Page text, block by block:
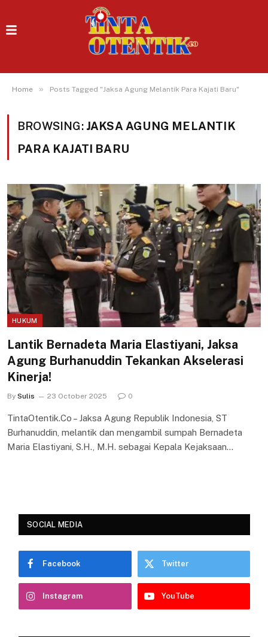
Home » Posts Tagged "Jaksa Agung Melantik Para Kajati Baru"
BROWSING: JAKSA AGUNG MELANTIK
PARA KAJATI BARU
HUKUM
Lantik Bernadeta Maria Elastiyani, Jaksa
Agung Burhanuddin Tekankan Akselerasi
Kinerja!
By Sulis 23 October 2025 0
TintaOtentik.Co – Jaksa Agung Republik Indonesia, ST
Burhanuddin, melantik dan mengambil sumpah Bernadeta
Maria Elastiyani, S.H., M.H. sebagai Kepala Kejaksaan…
SOCIAL MEDIA
Facebook Twitter
Instagram YouTube